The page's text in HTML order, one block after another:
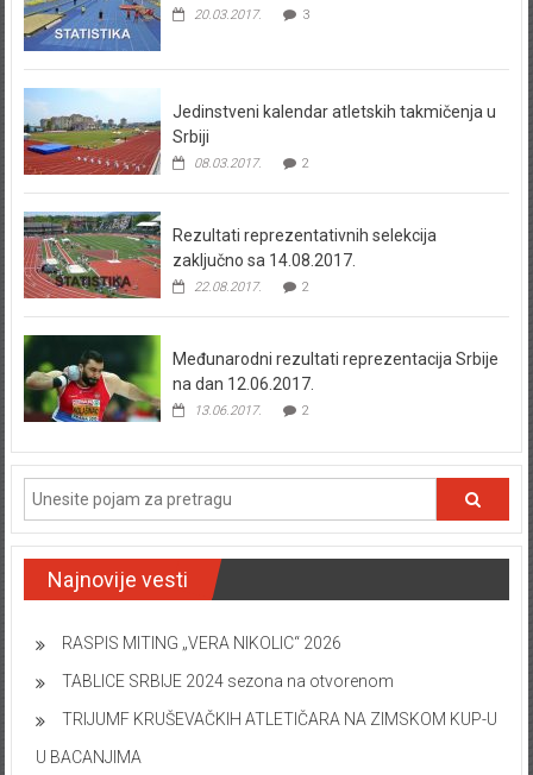
20.03.2017. 3
Jedinstveni kalendar atletskih takmičenja u
Srbiji
08.03.2017. 2
Rezultati reprezentativnih selekcija
zaključno sa 14.08.2017.
22.08.2017. 2
Međunarodni rezultati reprezentacija Srbije
na dan 12.06.2017.
13.06.2017. 2
Najnovije vesti
RASPIS MITING „VERA NIKOLIC“ 2026
TABLICE SRBIJE 2024 sezona na otvorenom
TRIJUMF KRUŠEVAČKIH ATLETIČARA NA ZIMSKOM KUP-U
U BACANJIMA